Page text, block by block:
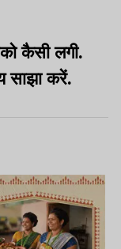
कैसी लगी.
साझा करें.